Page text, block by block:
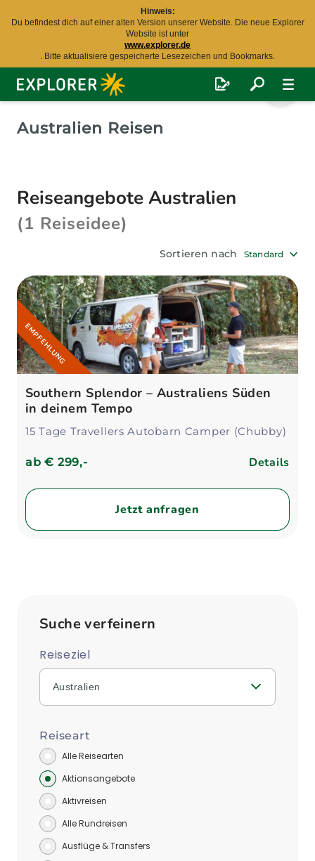
Hinweis:
Du befindest dich auf einer alten Version unserer Website. Die neue Explorer
Website ist unter
www.explorer.de
. Bitte aktualisiere gespeicherte Lesezeichen und Bookmarks.
Explorer
Fernreisen
Australien Reisen
Reiseangebote Australien
(1 Reiseidee)
Sortieren nach Standard
EMPFEHLUNG
Southern Splendor – Australiens Süden
in deinem Tempo
15 Tage Travellers Autobarn Camper (Chubby)
ab€ 299,- Details
Jetzt anfragen
Suche verfeinern
Reiseziel
Australien
Reiseart
Alle Reisearten
Aktionsangebote
Aktivreisen
Alle Rundreisen
Ausflüge & Transfers